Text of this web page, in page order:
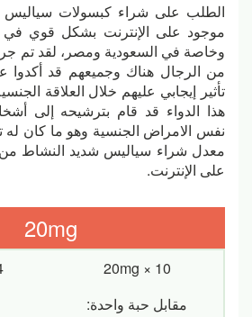
الطلب على شراء كبسولات سياليس
موجود على الإنترنت بشكل قوي
وخاصة في السعودية ومصر، لقد تم
من الرجال هناك وجميعهم قد أكدوا
تأثير إيجابي عليهم خلال العلاقة
هذا الدواء قد قام بترشيحه إلى
نفس الامراض الجنسية وهو ما كان له
معدل شراء سياليس شديد النشاط من
على الإنترنت.
20mg
20mg × 10
مقابل حبة واحدة: